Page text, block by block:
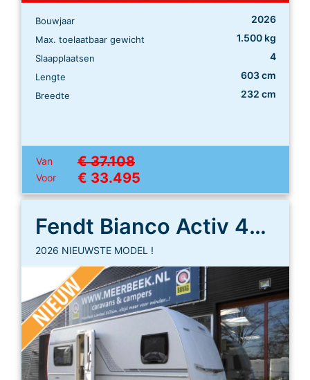
Bouwjaar 2026
Max. toelaatbaar gewicht 1.500 kg
Slaapplaatsen 4
Lengte 603 cm
Breedte 232 cm
Van € 37.108
Voor € 33.495
Fendt Bianco Activ 445 SFB
2026 NIEUWSTE MODEL !